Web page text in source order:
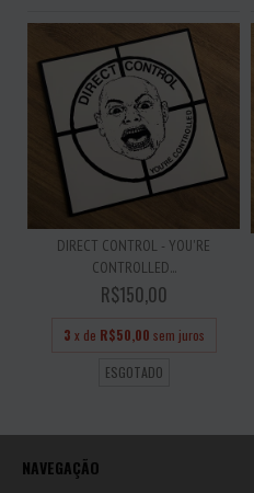
DIRECT CONTROL - YOU'RE
CONTROLLED...
R$150,00
3 x de R$50,00 sem juros
ESGOTADO
NAVEGAÇÃO